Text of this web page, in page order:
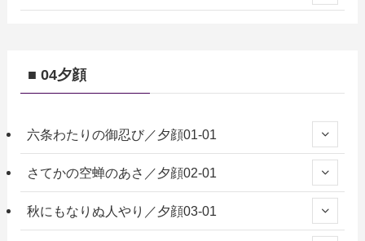
■ 04夕顔
六条わたりの御忍び／夕顔01-01
さてかの空蝉のあさ／夕顔02-01
秋にもなりぬ人やり／夕顔03-01